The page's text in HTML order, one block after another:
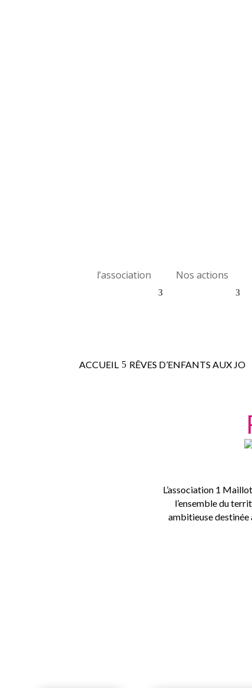
l’association Nos actions
ACCUEIL RÊVES D’ENFANTS AUX JO
L’association 1
l’ensemble du
ambitieuse destinée